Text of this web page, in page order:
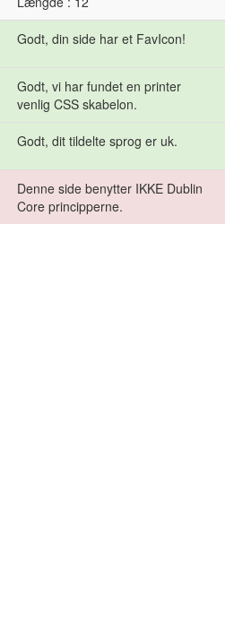
Godt, din side har et FavIcon!
Godt, vi har fundet en printer
venlig CSS skabelon.
Godt, dit tildelte sprog er uk.
Denne side benytter IKKE Dublin
Core principperne.